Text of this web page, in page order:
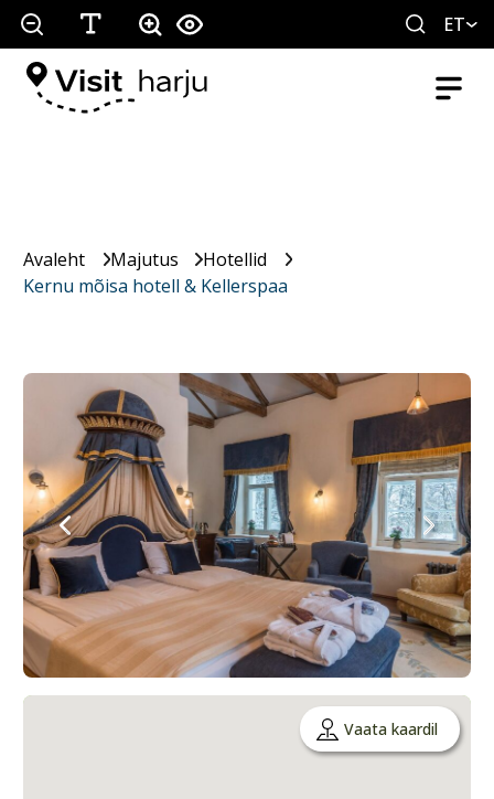
ET
Avaleht Majutus
Hotellid
Kernu mõisa hotell & Kellerspaa
Vaata kaardil